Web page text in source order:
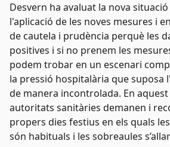
Desvern ha avaluat la nova
l'aplicació de les noves mesures i
de cautela i prudència perquè les
positives i si no prenem les
podem trobar en un escenari
la pressió hospitalària que suposa
de manera incontrolada. En
autoritats sanitàries demanen i
propers dies festius en els quals
són habituals i les sobreaules